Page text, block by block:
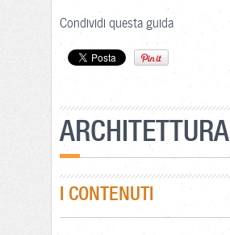
Condividi questa guida
ARCHITETTURA
I CONTENUTI